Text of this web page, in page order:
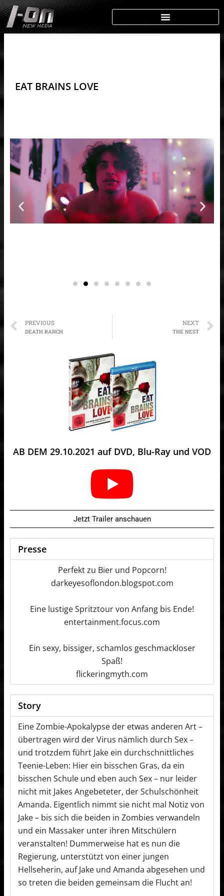
Skip
to
content
EAT BRAINS LOVE
PREVIOUS
DEATH RANCH
NEXT
THE NEST
AB DEM 29.10.2021 auf DVD, Blu-Ray und VOD
Jetzt Trailer anschauen
Presse
Perfekt zu Bier und Popcorn!
darkeyesoflondon.blogspot.com
Eine lustige Spritztour von Anfang bis Ende!
entertainment.focus.com
Ein sexy, bissiger, schamlos geschmackloser
Spaß!
flickeringmyth.com
Story
Eine Zombie-Apokalypse der etwas anderen Art –
übertragen wird der Virus nämlich durch Sex –
und trotzdem führt Jake ein durchschnittliches
Teenie-Leben: Hier ein bisschen Gras, da ein
bisschen Schule und eben auch Sex – nur leider
nicht mit Jakes Angebeteter, der Schulschönheit
Amanda. Eigentlich nimmt sie nicht mal Notiz von
Jake – bis sich die beiden in Zombies verwandeln
und ein Massaker unter ihren Mitschülern
veranstalten! Dummerweise hat es nun die
Regierung, unterstützt von einer jungen
Hellseherin, auf Jake und Amanda abgesehen und
so treten die beiden gemeinsam die Flucht an!